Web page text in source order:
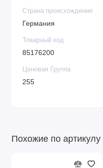
Страна происхождения
Германия
Товарный код
85176200
Ценовая Группа
255
Похожие по артикулу